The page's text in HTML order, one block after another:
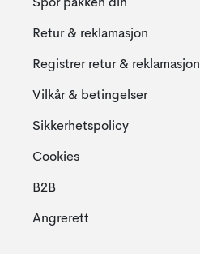
Spor pakken din
Retur & reklamasjon
Registrer retur & reklamasjon
Vilkår & betingelser
Sikkerhetspolicy
Cookies
B2B
Angrerett